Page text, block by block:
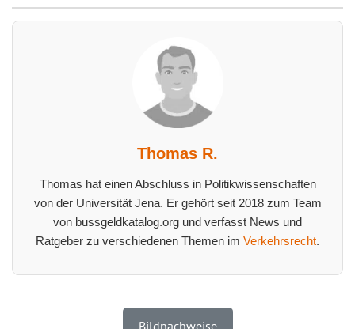
Thomas R.
Thomas hat einen Abschluss in Politikwissenschaften
von der Universität Jena. Er gehört seit 2018 zum Team
von bussgeldkatalog.org und verfasst News und
Ratgeber zu verschiedenen Themen im Verkehrsrecht.
Bildnachweise